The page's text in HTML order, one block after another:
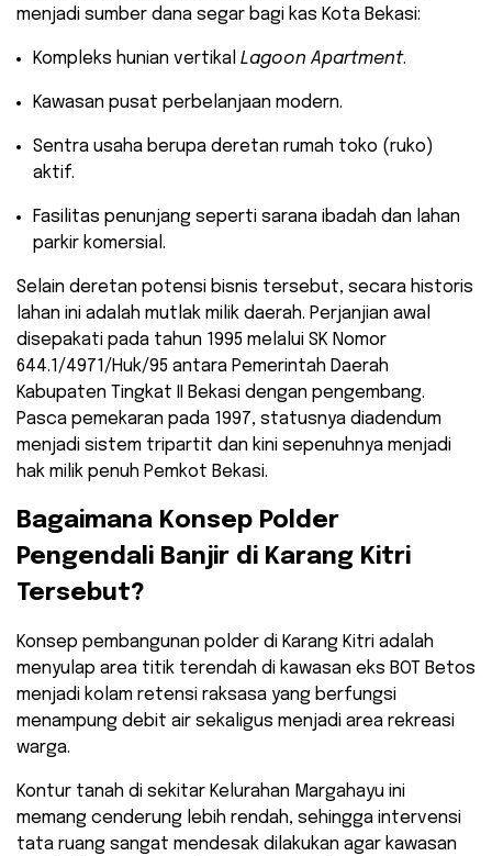
menjadi sumber dana segar bagi kas Kota Bekasi:
​Kompleks hunian vertikal Lagoon Apartment.
​Kawasan pusat perbelanjaan modern.
​Sentra usaha berupa deretan rumah toko (ruko)
aktif.
​Fasilitas penunjang seperti sarana ibadah dan lahan
parkir komersial.
​Selain deretan potensi bisnis tersebut, secara historis
lahan ini adalah mutlak milik daerah. Perjanjian awal
disepakati pada tahun 1995 melalui SK Nomor
644.1/4971/Huk/95 antara Pemerintah Daerah
Kabupaten Tingkat II Bekasi dengan pengembang.
Pasca pemekaran pada 1997, statusnya diadendum
menjadi sistem tripartit dan kini sepenuhnya menjadi
hak milik penuh Pemkot Bekasi.
​Bagaimana Konsep Polder
Pengendali Banjir di Karang Kitri
Tersebut?
​Konsep pembangunan polder di Karang Kitri adalah
menyulap area titik terendah di kawasan eks BOT Betos
menjadi kolam retensi raksasa yang berfungsi
menampung debit air sekaligus menjadi area rekreasi
warga.
Kontur tanah di sekitar Kelurahan Margahayu ini
memang cenderung lebih rendah, sehingga intervensi
tata ruang sangat mendesak dilakukan agar kawasan